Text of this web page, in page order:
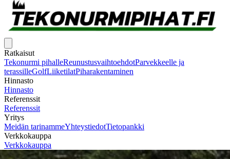
Ratkaisut
Tekonurmi pihalleReunustusvaihtoehdotParvekkeelle ja
terassilleGolfLiiketilatPiharakentaminen
Hinnasto
Hinnasto
Referenssit
Referenssit
Yritys
Meidän tarinammeYhteystiedotTietopankki
Verkkokauppa
Verkkokauppa
Pyydä tarjous